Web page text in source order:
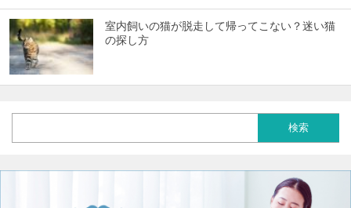
室内飼いの猫が脱走して帰ってこない？迷い猫
の探し方